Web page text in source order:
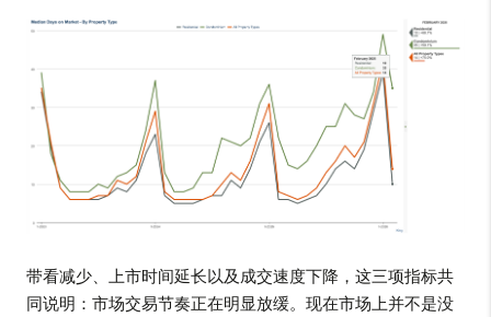
带看减少、上市时间延长以及成交速度下降，这三项指标共
同说明：市场交易节奏正在明显放缓。现在市场上并不是没